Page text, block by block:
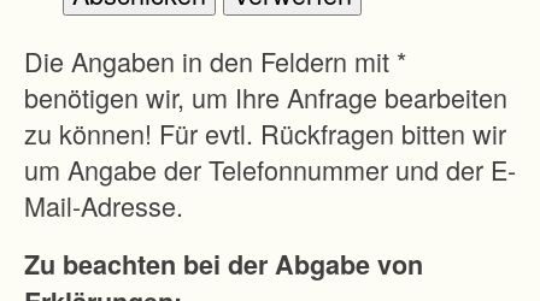
Die Angaben in den Feldern mit *
benötigen wir, um Ihre Anfrage bearbeiten
zu können! Für evtl. Rückfragen bitten wir
um Angabe der Telefonnummer und der E-
Mail-Adresse.
Zu beachten bei der Abgabe von